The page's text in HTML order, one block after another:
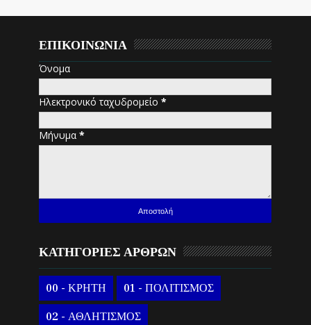
ΕΠΙΚΟΙΝΩΝΙΑ
Όνομα
Ηλεκτρονικό ταχυδρομείο*
Μήνυμα*
ΚΑΤΗΓΟΡΙΕΣ ΑΡΘΡΩΝ
00 - ΚΡΗΤΗ 01 - ΠΟΛΙΤΙΣΜΟΣ
02 - ΑΘΛΗΤΙΣΜΟΣ